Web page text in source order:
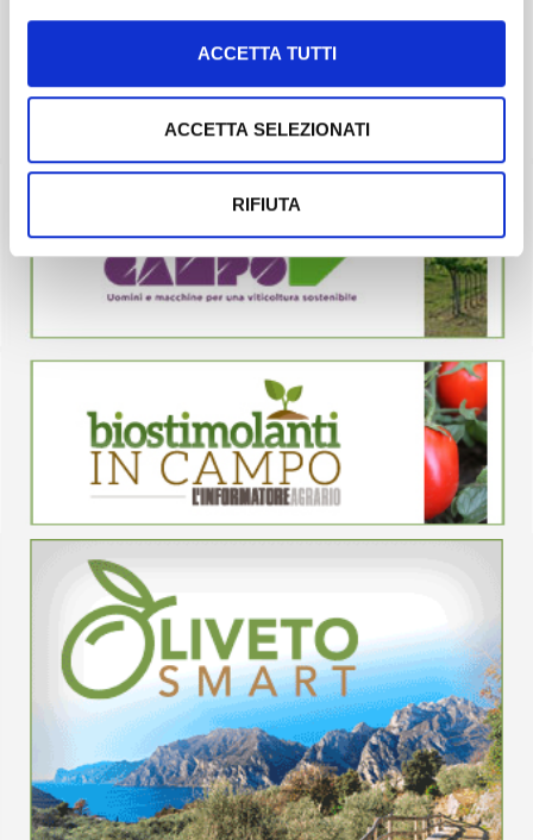
ACCETTA TUTTI
ACCETTA SELEZIONATI
RIFIUTA